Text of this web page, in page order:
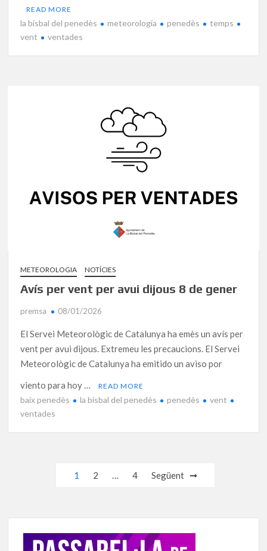
READ MORE
la bisbal del penedès meteorologia penedès
temps
vent
ventades
METEOROLOGIA NOTÍCIES
Avís per vent per avui dijous 8 de gener
premsa 08/01/2026
El Servei Meteorològic de Catalunya ha emès un avís per
vent per avui dijous. Extremeu les precaucions. El Servei
Meteorològic de Catalunya ha emitido un aviso por
viento para hoy …
READ MORE
baix penedès la bisbal del penedès penedès
vent
ventades
Navegació
1 2 … 4 Següent